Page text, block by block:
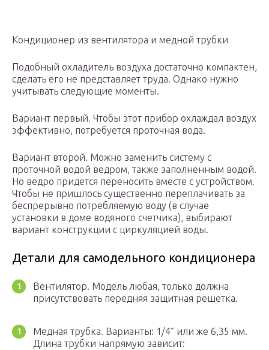
Кондиционер из вентилятора и медной трубки
Подобный охладитель воздуха достаточно компактен,
сделать его не представляет труда. Однако нужно
учитывать следующие моменты.
Вариант первый. Чтобы этот прибор охлаждал воздух
эффективно, потребуется проточная вода.
Вариант второй. Можно заменить систему с
проточной водой ведром, также заполненным водой.
Но ведро придется переносить вместе с устройством.
Чтобы не пришлось существенно переплачивать за
беспрерывно потребляемую воду (в случае
установки в доме водяного счетчика), выбирают
вариант конструкции с циркуляцией воды.
Детали для самодельного кондиционера
Вентилятор. Модель любая, только должна
присутствовать передняя защитная решетка.
Медная трубка. Варианты: 1/4˝ или же 6,35 мм.
Длина трубки напрямую зависит: